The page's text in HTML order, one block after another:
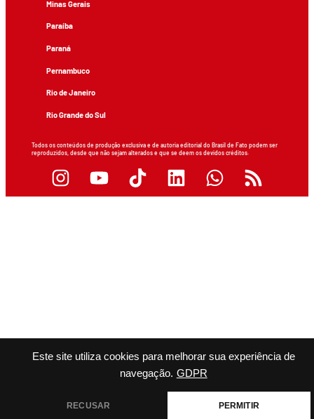
Este site utiliza cookies para melhorar sua experiência de
navegação. GDPR
RECUSAR PERMITIR
Minas Gerais
Paraíba
Paraná
Pernambuco
Rio de Janeiro
Rio Grande do Sul
Todos os conteúdos de produção exclusiva e de autoria editorial do Brasil de Fato podem ser
reproduzidos, desde que não sejam alterados e que se deem os devidos créditos.